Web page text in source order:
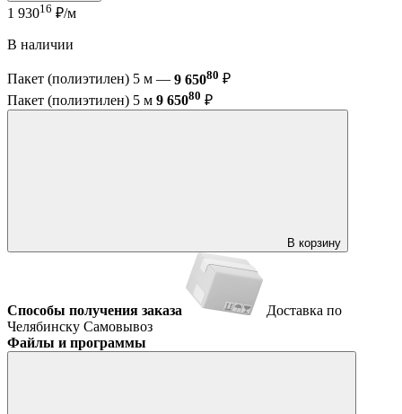
1 93016 ₽/м
В наличии
Пакет (полиэтилен) 5 м — 9 65080 ₽
Пакет (полиэтилен) 5 м 9 65080 ₽
В корзину
Способы получения заказа
Доставка по
Челябинску Самовывоз
Файлы и программы